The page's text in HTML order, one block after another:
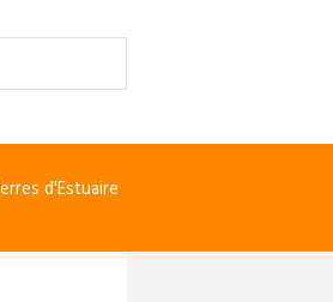
d'Estuaire